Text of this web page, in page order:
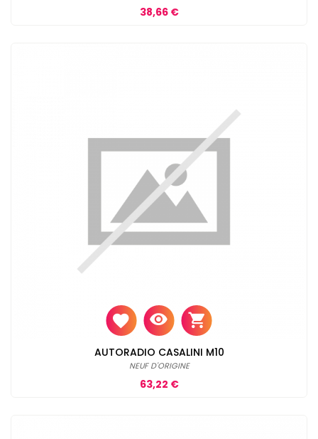
Prix
38,66 €
AUTORADIO CASALINI M10
NEUF D'ORIGINE
Prix
63,22 €